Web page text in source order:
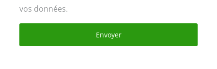
vos données.
Envoyer